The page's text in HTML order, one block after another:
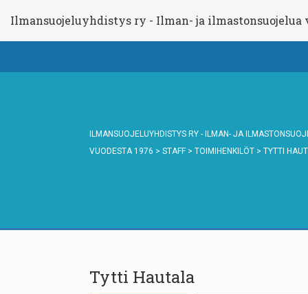
Ilmansuojeluyhdistys ry - Ilman- ja ilmastonsuojelua
ILMANSUOJELUYHDISTYS RY - ILMAN- JA
VUODESTA 1976 > STAFF> TOIMIHENKILÖT > TYTTI
Tytti Hautala